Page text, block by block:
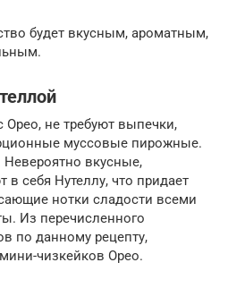
будет вкусным, ароматным,
Орео, не требуют выпечки,
муссовые пирожные.
вкусные,
себя Нутеллу, что придает
нотки сладости всеми
Из перечисленного
по данному рецепту,
чизкейков Орео.